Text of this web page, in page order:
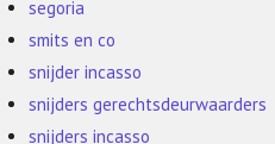
segoria
smits en co
snijder incasso
snijders gerechtsdeurwaarders
snijders incasso